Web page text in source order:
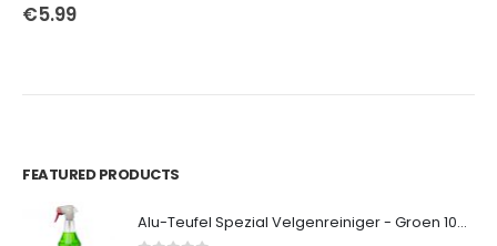
€5.99
FEATURED PRODUCTS
Alu-Teufel Spezial Velgenreiniger - Groen 1000ml